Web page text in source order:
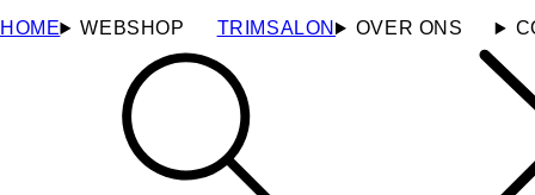
HOME WEBSHOP TRIMSALON OVER ONS